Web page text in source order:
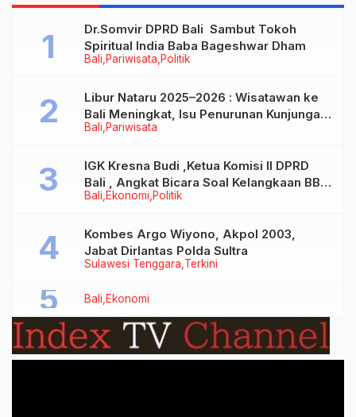
Bali Pariwisata Politik
Dr.Somvir DPRD Bali Sambut Tokoh
Spiritual India Baba Bageshwar Dham
Bali Pariwisata
Libur Nataru 2025–2026 : Wisatawan ke
Bali Meningkat, Isu Penurunan Kunjungan
Tidak Benar
Bali Ekonomi Politik
IGK Kresna Budi ,Ketua Komisi II DPRD
Bali , Angkat Bicara Soal Kelangkaan BBM
Bersubsidi Jenis Solar
Sulawesi Tenggara Terkini
Kombes Argo Wiyono, Akpol 2003,
Jabat Dirlantas Polda Sultra
Bali Ekonomi